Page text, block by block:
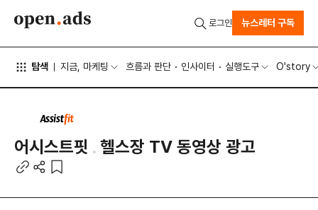
탐색 지금, 마케팅 흐름과 판단 인사이터 실행도구 O'story
로그인 뉴스레터 구독
어시스트핏 헬스장 TV 동영상 광고